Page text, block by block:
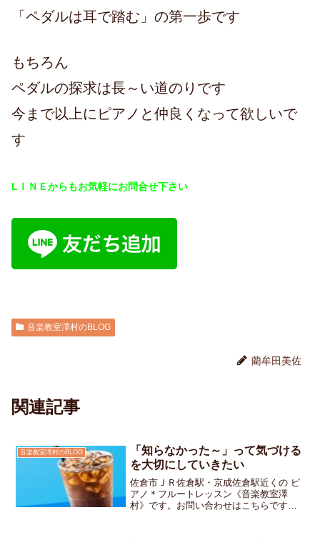
「ペダルは耳で踏む」の第一歩です
もちろん
ペダルの探求は長～い道のりです
今まで以上にピアノと仲良くなって欲しいで
す
LＩＮＥからもお気軽にお問合せ下さい
音楽教室澤村のBLOG
藺牟田美佐
関連記事
音楽教室澤村のBLOG
「知らなかった～」って気づける
を大切にしていきたい
佐倉市ＪＲ佐倉駅・京成佐倉駅近くの ピ
アノ＊フルートレッスン《音楽教室澤
村》です。お問い合わせはこちらです週